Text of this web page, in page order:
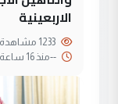
الاربعينية
--منذ 16 ساعة